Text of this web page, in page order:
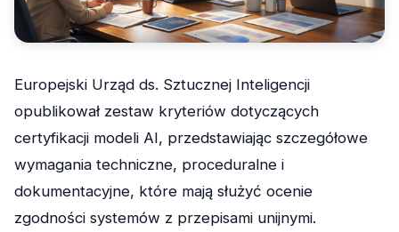
Europejski Urząd ds. Sztucznej Inteligencji
opublikował zestaw kryteriów dotyczących
certyfikacji modeli AI, przedstawiając szczegółowe
wymagania techniczne, proceduralne i
dokumentacyjne, które mają służyć ocenie
zgodności systemów z przepisami unijnymi.